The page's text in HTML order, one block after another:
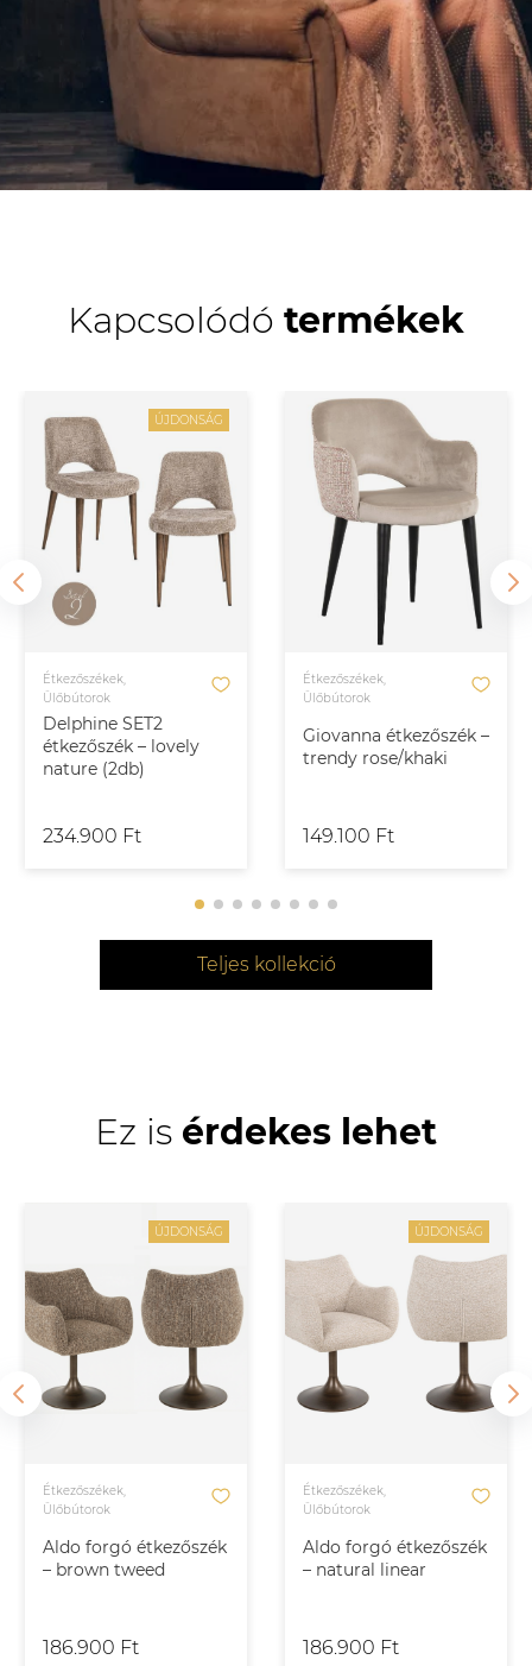
Kapcsolódó termékek
ÚJDONSÁG
Delphine SET2
étkezőszék – lovely
nature (2db)
Étkezőszékek,
Ülőbútorok
234.900 Ft
Giovanna étkezőszék –
trendy rose/khaki
Étkezőszékek,
Ülőbútorok
149.100 Ft
Teljes kollekció
Ez is érdekes lehet
ÚJDONSÁG
Aldo forgó étkezőszék
– brown tweed
Étkezőszékek,
Ülőbútorok
186.900 Ft
ÚJDONSÁG
Aldo forgó étkezőszék
– natural linear
Étkezőszékek,
Ülőbútorok
186.900 Ft